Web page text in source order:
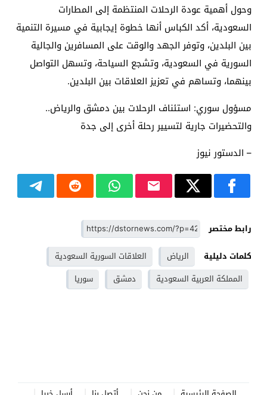
وحول أهمية عودة الرحلات المنتظمة إلى المطارات
السعودية، أكد الكباس أنها خطوة إيجابية في مسيرة التنمية
بين البلدين، وتوفر الجهد والوقت على المسافرين والجالية
السورية في السعودية، وتشجع السياحة، وتسهل التواصل
بينهما، وتساهم في تعزيز العلاقات بين البلدين.
مسؤول سوري: استئناف الرحلات بين دمشق والرياض..
والتحضيرات جارية لتسيير رحلة أخرى إلى جدة
– الدستور نيوز
رابط مختصر
كلمات دليلية
الرياض
العلاقات السورية السعودية
المملكة العربية السعودية
دمشق سوريا